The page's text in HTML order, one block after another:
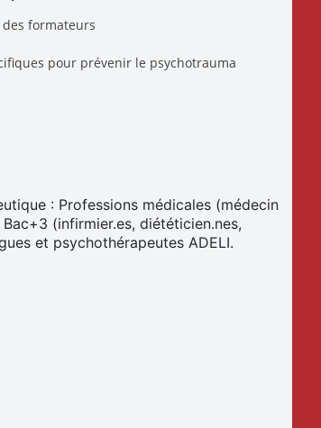
formateurs
pour prévenir le psychotrauma
: Professions médicales (médecin
(infirmier.es, diététicien.nes,
et psychothérapeutes ADELI.